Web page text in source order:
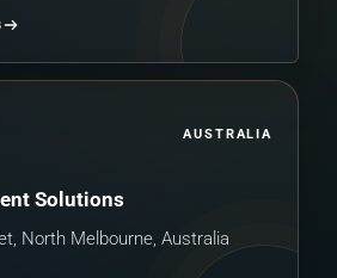
AUSTRALIA
Solutions
North Melbourne, Australia